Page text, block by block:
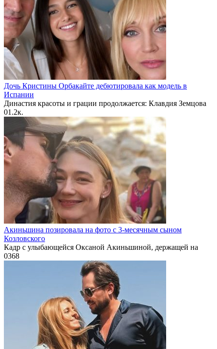
Дочь Кристины Орбакайте дебютировала как модель в
Испании
Династия красоты и грации продолжается: Клавдия Земцова
01.2к.
Акиньшина позировала на фото с 3-месячным сыном
Козловского
Кадр с улыбающейся Оксаной Акиньшиной, держащей на
0368